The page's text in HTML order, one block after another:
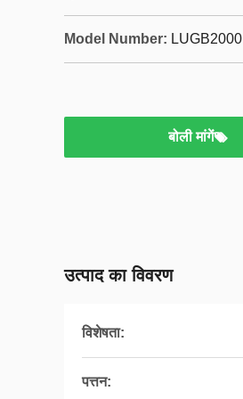
Model Number: LUGB2000
बोली मांगें
उत्पाद का विवरण
विशेषता:
पत्तन: